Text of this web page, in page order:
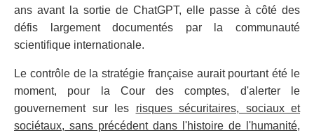
ans avant la sortie de ChatGPT, elle passe à côté des
défis largement documentés par la communauté
scientifique internationale.
Le contrôle de la stratégie française aurait pourtant été le
moment, pour la Cour des comptes, d'alerter le
gouvernement sur les risques sécuritaires, sociaux et
sociétaux, sans précédent dans l'histoire de l'humanité,